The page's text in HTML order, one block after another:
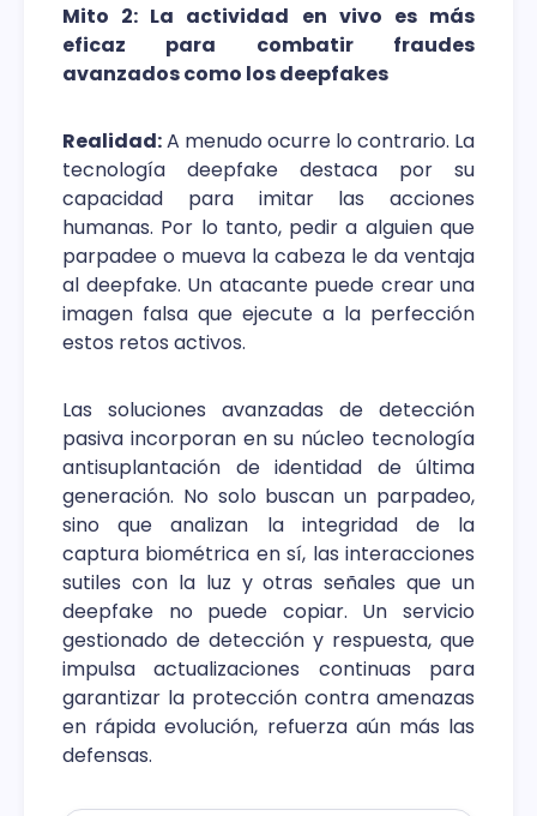
Mito 2: La actividad en vivo es más
eficaz para combatir fraudes
avanzados como los deepfakes
Realidad:A menudo ocurre lo contrario. La
tecnología deepfake destaca por su
capacidad para imitar las acciones
humanas. Por lo tanto, pedir a alguien que
parpadee o mueva la cabeza le da ventaja
al deepfake. Un atacante puede crear una
imagen falsa que ejecute a la perfección
estos retos activos.
Las soluciones avanzadas de detección
pasiva incorporan en su núcleo tecnología
antisuplantación de identidad de última
generación. No solo buscan un parpadeo,
sino que analizan la integridad de la
captura biométrica en sí, las interacciones
sutiles con la luz y otras señales que un
deepfake no puede copiar. Un servicio
gestionado de detección y respuesta, que
impulsa actualizaciones continuas para
garantizar la protección contra amenazas
en rápida evolución, refuerza aún más las
defensas.